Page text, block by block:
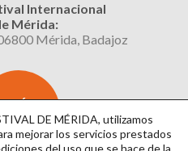
Internacional
Mérida:
Mérida, Badajoz
DE MÉRIDA, utilizamos
mejorar los servicios prestados
del uso que se hace de la